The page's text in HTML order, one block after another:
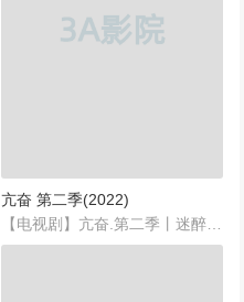
亢奋 第二季(2022)